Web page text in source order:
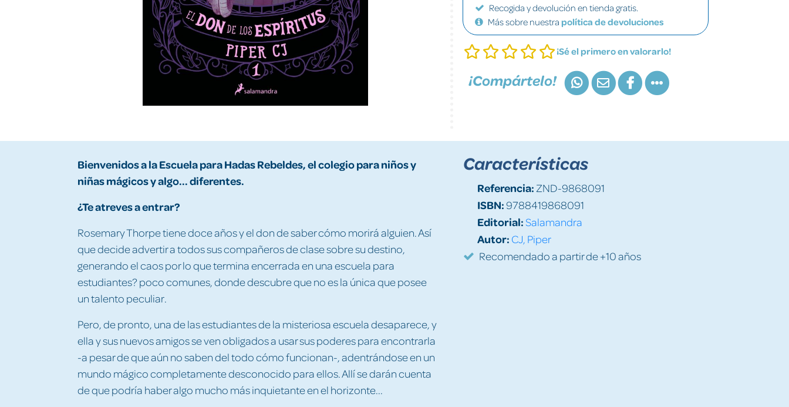
Recogida y devolución en tienda gratis.
Más sobre nuestra política de devoluciones
¡Sé el primero en valorarlo!
¡Compártelo!
Bienvenidos a la Escuela para Hadas Rebeldes, el colegio para niños y
niñas mágicos y algo... diferentes.
¿Te atreves a entrar?
Rosemary Thorpe tiene doce años y el don de saber cómo morirá alguien. Así
que decide advertir a todos sus compañeros de clase sobre su destino,
generando el caos por lo que termina encerrada en una escuela para
estudiantes? poco comunes, donde descubre que no es la única que posee
un talento peculiar.
Pero, de pronto, una de las estudiantes de la misteriosa escuela desaparece, y
ella y sus nuevos amigos se ven obligados a usar sus poderes para encontrarla
-a pesar de que aún no saben del todo cómo funcionan-, adentrándose en un
mundo mágico completamente desconocido para ellos. Allí se darán cuenta
de que podría haber algo mucho más inquietante en el horizonte...
Características
Referencia: ZND-9868091
ISBN:9788419868091
Editorial:Salamandra
Autor: CJ, Piper
Recomendado a partir de +10 años